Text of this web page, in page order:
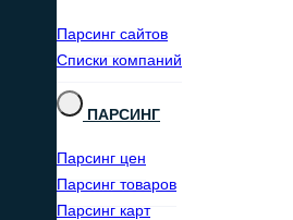
Парсинг сайтов
Списки компаний
ПАРСИНГ
Парсинг цен
Парсинг товаров
Парсинг карт